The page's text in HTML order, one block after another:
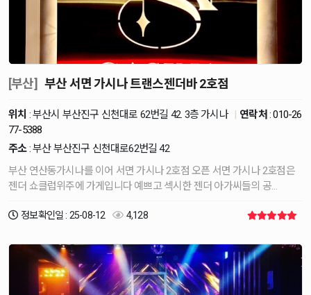
[부산] 부산 서면 가시나 트랜스젠더바 2호점
위치 : 부산시 부산진구 신천대로 62번길 42. 3층 가시나 | 연락처 :010-26
77-5388
주소: 부산 부산진구 신천대로62번길 42
부산 연산동가시나를 이어 서면 가시나 2호점 오픈 서면 가시나 2호점은
젠더 쇼클럽위주에 가게입니다 예쁘고 섹시한 젠더 아가씨들의 공…
정보확인일 : 25-08-12 4,128